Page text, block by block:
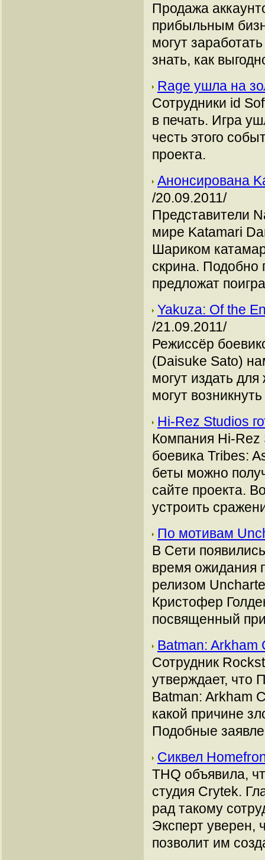
Продажа
прибыльным
могут
знать, как
Rage ушла на
Сотрудники id
в печать. Игра
честь этого
проекта.
Анонсирована
/20.09.2011/
Представители
мире Katamari
Шариком
скрина.
предложат
Yakuza: Of the
/21.09.2011/
Режиссёр
(Daisuke Sato)
могут издать
могут
Hi-Rez Studios
Компания Hi-Rez
боевика Tribes:
беты можно
сайте проекта.
устроить
По мотивам
В Сети
время ожидания
релизом
Кристофер
посвященный
Batman: Arkham
Сотрудник
утверждает, что
Batman: Arkham
какой причине
Подобные
Сиквел
THQ объявила,
студия Crytek.
рад такому
Эксперт уверен,
позволит им